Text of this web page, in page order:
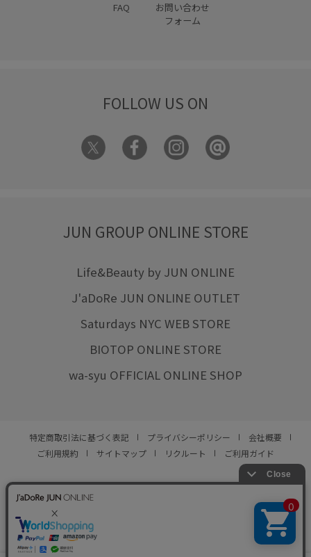
FAQ
お問い合わせ
フォーム
FOLLOW US ON
JUN GROUP ONLINE STORE
Life&Beauty by JUN ONLINE
J'aDoRe JUN ONLINE OUTLET
Saturdays NYC WEB STORE
BIOTOP ONLINE STORE
wa-syu OFFICIAL ONLINE SHOP
特定商取引法に基づく表記 プライバシーポリシー
会社概要
ご利用規約
サイトマップ リクルート ご利用ガイド
© JUN CO.,LTD. ALL RIGHTS RESERVED.